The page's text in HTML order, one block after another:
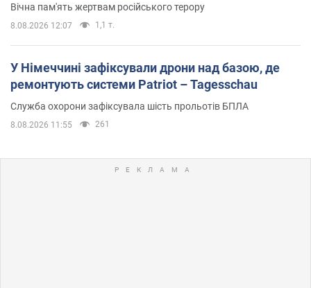
Вічна пам'ять жертвам російського терору
8.08.2026 12:07 1,1 т.
У Німеччині зафіксували дрони над базою, де
ремонтують системи Patriot – Tagesschau
Служба охорони зафіксувала шість прольотів БПЛА
8.08.2026 11:55 261